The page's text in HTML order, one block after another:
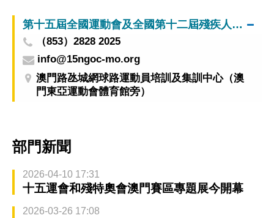
第十五屆全國運動會及全國第十二屆殘疾人運動會暨第九屆特殊奧林匹克運動會澳門賽區籌備辦公室
（853）2828 2025
info@15ngoc-mo.org
澳門路氹城網球路運動員培訓及集訓中心（澳
門東亞運動會體育館旁）
部門新聞
2026-04-10 17:31
十五運會和殘特奧會澳門賽區專題展今開幕
2026-03-26 17:08